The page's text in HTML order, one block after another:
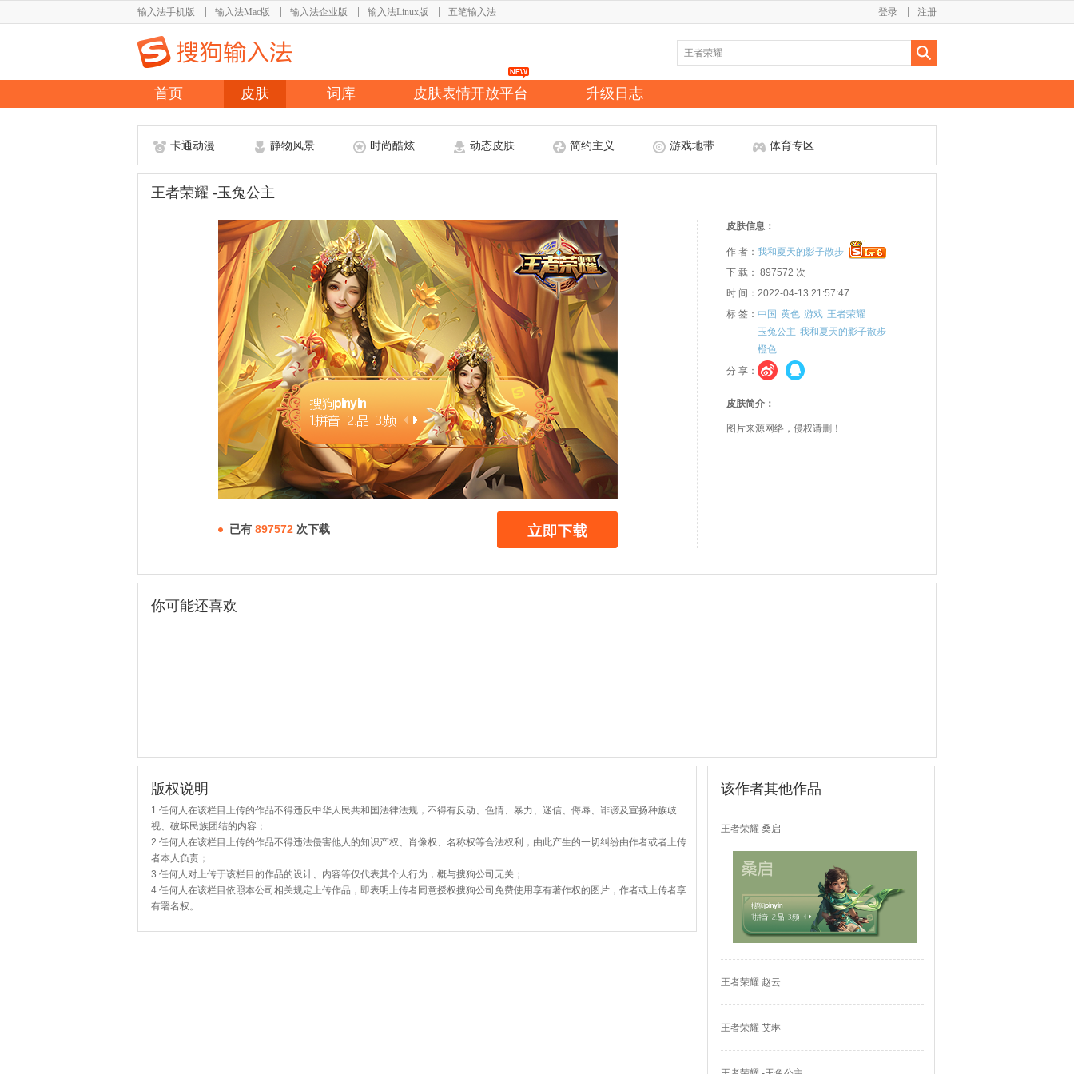
输入法手机版 输入法Mac版 输入法企业版 输入法Linux版 五笔输入法 注册
登录
首页 皮肤 词库 皮肤表情开放平台 升级日志
卡通动漫 静物风景 时尚酷炫 动态皮肤 简约主义 游戏地带 体育专区
王者荣耀 -玉兔公主
已有 897572 次下载
皮肤信息：
作 者： 我和夏天的影子散步
下 载： 897572 次
时 间：2022-04-13 21:57:47
标 签： 中国 黄色 游戏 王者荣耀
玉兔公主 我和夏天的影子散步
橙色
分 享：
皮肤简介：
图片来源网络，侵权请删！
你可能还喜欢
版权说明
1.任何人在该栏目上传的作品不得违反中华人民共和国法律法规，不得有反动、色情、暴力、迷信、侮辱、诽谤及宣扬种族歧
视、破坏民族团结的内容；
2.任何人在该栏目上传的作品不得违法侵害他人的知识产权、肖像权、名称权等合法权利，由此产生的一切纠纷由作者或者上传
者本人负责；
3.任何人对上传于该栏目的作品的设计、内容等仅代表其个人行为，概与搜狗公司无关；
4.任何人在该栏目依照本公司相关规定上传作品，即表明上传者同意授权搜狗公司免费使用享有著作权的图片，作者或上传者享
有署名权。
该作者其他作品
王者荣耀 桑启
王者荣耀 赵云
王者荣耀 艾琳